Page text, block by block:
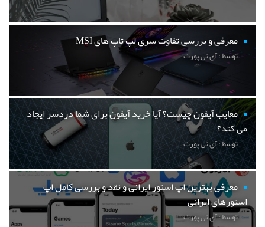
معرفی و بررسی تفاوت سری لپ تاپ های MSI
توسط : آی تی پورت
معایب آیفون چیست؟ آیا خرید آیفون برای شما دردسر ایجاد
می کند؟
توسط : آی تی پورت
معرفی بهترین اپ استور ایرانی و نقد و بررسی کامل اپ
استورهای ایرانی
توسط : آی تی پورت